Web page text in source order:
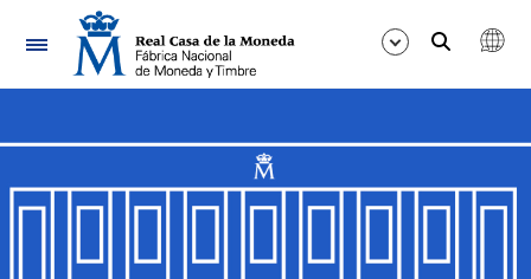
Navegació
Mostra/Amaga